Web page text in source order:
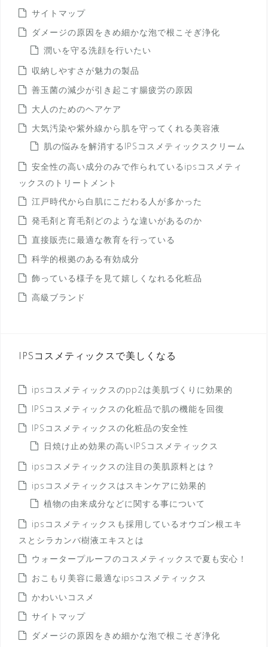
サイトマップ
ダメージの原因をきめ細かな泡で根こそぎ浄化
潤いを守る洗顔を行いたい
収納しやすさが魅力の製品
善玉菌の減少が引き起こす腸疲労の原因
大人のためのヘアケア
大気汚染や紫外線から肌を守ってくれる美容液
肌の悩みを解消するIPSコスメティックスクリーム
安全性の高い成分のみで作られているipsコスメティ
ックスのトリートメント
江戸時代から白肌にこだわる人が多かった
発毛剤と育毛剤どのような違いがあるのか
直接販売に最適な教育を行っている
科学的根拠のある有効成分
飾っている様子を見て嬉しくなれる化粧品
高級ブランド
IPSコスメティックスで美しくなる
ipsコスメティックスのpp2は美肌づくりに効果的
IPSコスメティックスの化粧品で肌の機能を回復
IPSコスメティックスの化粧品の安全性
日焼け止め効果の高いIPSコスメティックス
ipsコスメティックスの注目の美肌原料とは？
ipsコスメティックスはスキンケアに効果的
植物の由来成分などに関する事について
ipsコスメティックスも採用しているオウゴン根エキ
スとシラカンバ樹液エキスとは
ウォータープルーフのコスメティックスで夏も安心！
おこもり美容に最適なipsコスメティックス
かわいいコスメ
サイトマップ
ダメージの原因をきめ細かな泡で根こそぎ浄化